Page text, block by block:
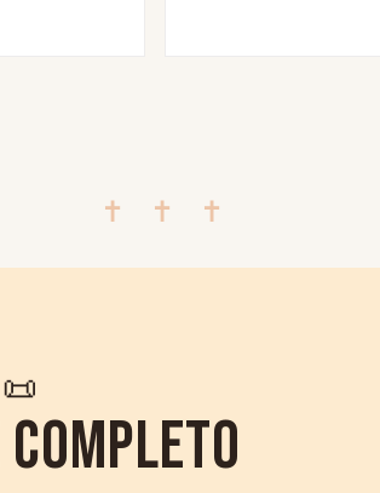
✝ ✝ ✝
📜
COMPLETO